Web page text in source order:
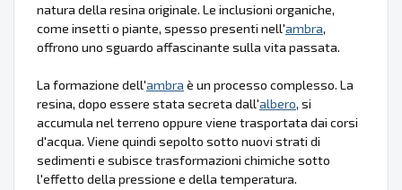
natura della resina originale. Le inclusioni organiche,
come insetti o piante, spesso presenti nell'ambra,
offrono uno sguardo affascinante sulla vita passata.
La formazione dell'ambra è un processo complesso. La
resina, dopo essere stata secreta dall'albero, si
accumula nel terreno oppure viene trasportata dai corsi
d'acqua. Viene quindi sepolto sotto nuovi strati di
sedimenti e subisce trasformazioni chimiche sotto
l'effetto della pressione e della temperatura.